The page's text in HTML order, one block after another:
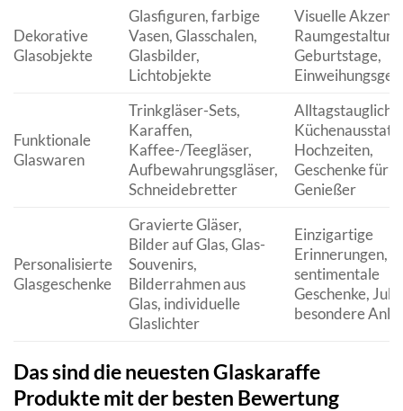
Dekorative
Glasobjekte
Glasfiguren, farbige
Vasen, Glasschalen,
Glasbilder,
Lichtobjekte
Visuelle
Geburtstage,
Funktionale
Glaswaren
Trinkgläser-Sets,
Karaffen,
Kaffee-/Teegläser,
Aufbewahrungsgläser,
Schneidebretter
Hochzeiten,
Geschenke für
Genießer
Personalisierte
Glasgeschenke
Gravierte Gläser,
Bilder auf Glas, Glas-
Souvenirs,
Bilderrahmen aus
Glas, individuelle
Glaslichter
Einzigartige
Erinnerungen,
sentimentale
Geschenke,
besondere
Das sind die neuesten Glaskaraffe
Produkte mit der besten Bewertung